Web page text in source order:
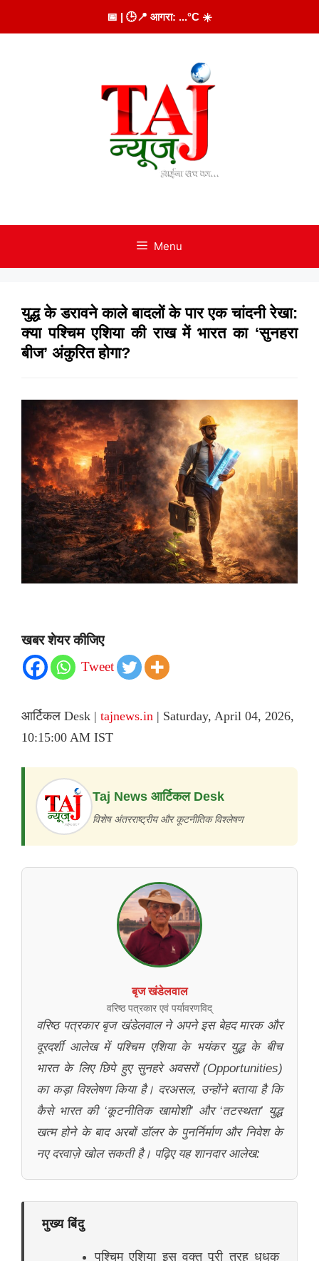
to
📅 | 🕒📍 आगरा: ...°C ☀️
Menu
युद्ध के डरावने काले बादलों के पार एक चांदनी रेखा:
क्या पश्चिम एशिया की राख में भारत का ‘सुनहरा
बीज’ अंकुरित होगा?
खबर शेयर कीजिए
Tweet
आर्टिकल Desk | tajnews.in | Saturday, April 04, 2026,
10:15:00 AM IST
Taj News आर्टिकल Desk
विशेष अंतरराष्ट्रीय और कूटनीतिक विश्लेषण
बृज खंडेलवाल
वरिष्ठ पत्रकार एवं पर्यावरणविद्
वरिष्ठ पत्रकार बृज खंडेलवाल ने अपने इस बेहद मारक और
दूरदर्शी आलेख में पश्चिम एशिया के भयंकर युद्ध के बीच
भारत के लिए छिपे हुए सुनहरे अवसरों (Opportunities)
का कड़ा विश्लेषण किया है। दरअसल, उन्होंने बताया है कि
कैसे भारत की ‘कूटनीतिक खामोशी’ और ‘तटस्थता’ युद्ध
खत्म होने के बाद अरबों डॉलर के पुनर्निर्माण और निवेश के
नए दरवाज़े खोल सकती है। पढ़िए यह शानदार आलेख:
मुख्य बिंदु
पश्चिम एशिया इस वक्त पूरी तरह धधक